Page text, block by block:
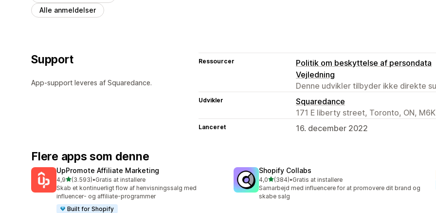
Alle anmeldelser
Support
App-support leveres af Squaredance.
Ressourcer
Politik om beskyttelse af persondata
Vejledning
Denne udvikler tilbyder ikke direkte
Udvikler
Squaredance
171 E liberty street, Toronto, ON,
Lanceret 16. december 2022
Flere apps som denne
UpPromote Affiliate Marketing
4,9ud af 5 stjerner
(3.593)
3593 anmeldelser i alt
•Gratis at installere
Skab et kontinuerligt flow af henvisningssalg med
influencer- og affiliate-programmer
Built for Shopify
Shopify Collabs
4,0ud af 5 stjerner
(384)
384 anmeldelser i alt
•Gratis at installere
Samarbejd med influencere for at promovere dit brand og
skabe salg